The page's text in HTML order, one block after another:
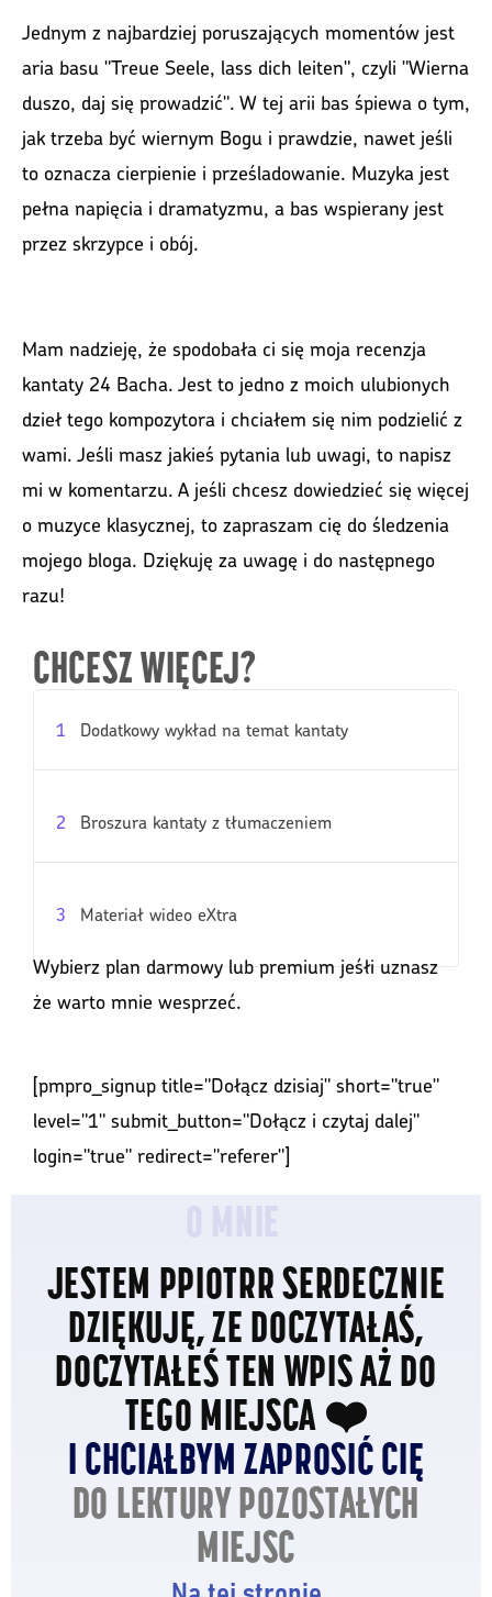
Jednym z najbardziej poruszających momentów jest
aria basu "Treue Seele, lass dich leiten", czyli "Wierna
duszo, daj się prowadzić". W tej arii bas śpiewa o tym,
jak trzeba być wiernym Bogu i prawdzie, nawet jeśli
to oznacza cierpienie i prześladowanie. Muzyka jest
pełna napięcia i dramatyzmu, a bas wspierany jest
przez skrzypce i obój.
Mam nadzieję, że spodobała ci się moja recenzja
kantaty 24 Bacha. Jest to jedno z moich ulubionych
dzieł tego kompozytora i chciałem się nim podzielić z
wami. Jeśli masz jakieś pytania lub uwagi, to napisz
mi w komentarzu. A jeśli chcesz dowiedzieć się więcej
o muzyce klasycznej, to zapraszam cię do śledzenia
mojego bloga. Dziękuję za uwagę i do następnego
razu!
CHCESZ WIĘCEJ?
1 Dodatkowy wykład na temat kantaty
2 Broszura kantaty z tłumaczeniem
3 Materiał wideo eXtra
Wybierz plan darmowy lub premium jeśłi uznasz
że warto mnie wesprzeć.
[pmpro_signup title="Dołącz dzisiaj" short="true"
level="1" submit_button="Dołącz i czytaj dalej"
login="true" redirect="referer"]
JESTEM PPIOTRR SERDECZNIE
DZIĘKUJĘ, ZE DOCZYTAŁAŚ,
DOCZYTAŁEŚ TEN WPIS AŻ DO
TEGO MIEJSCA ❤️
I CHCIAŁBYM ZAPROSIĆ CIĘ
DO LEKTURY POZOSTAŁYCH
MIEJSC